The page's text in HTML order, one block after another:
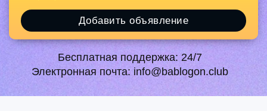
Добавить объявление
Бесплатная поддержка: 24/7
Электронная почта: info@bablogon.club